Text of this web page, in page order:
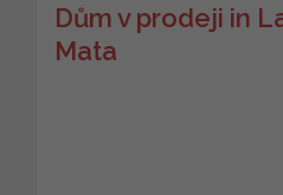
Dům v prodeji in
Mata